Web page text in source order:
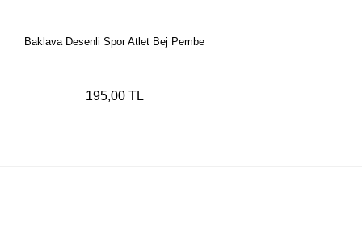
Baklava Desenli Spor Atlet Bej Pembe
195,00 TL